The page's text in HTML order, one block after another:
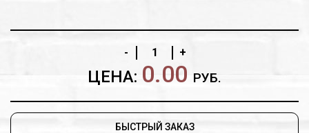
+
-
ЦЕНА: 0.00 РУБ.
БЫСТРЫЙ ЗАКАЗ